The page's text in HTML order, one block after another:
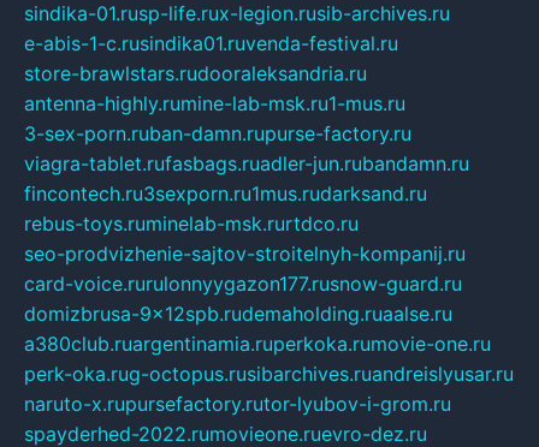
sindika-01.rusp-life.rux-legion.rusib-archives.ru
e-abis-1-c.rusindika01.ruvenda-festival.ru
store-brawlstars.rudooraleksandria.ru
antenna-highly.rumine-lab-msk.ru1-mus.ru
3-sex-porn.ruban-damn.rupurse-factory.ru
viagra-tablet.rufasbags.ruadler-jun.rubandamn.ru
fincontech.ru3sexporn.ru1mus.rudarksand.ru
rebus-toys.ruminelab-msk.rurtdco.ru
seo-prodvizhenie-sajtov-stroitelnyh-kompanij.ru
card-voice.rurulonnyygazon177.rusnow-guard.ru
domizbrusa-9x12spb.rudemaholding.ruaalse.ru
a380club.ruargentinamia.ruperkoka.rumovie-one.ru
perk-oka.rug-octopus.rusibarchives.ruandreislyusar.ru
naruto-x.rupursefactory.rutor-lyubov-i-grom.ru
spayderhed-2022.rumovieone.ruevro-dez.ru